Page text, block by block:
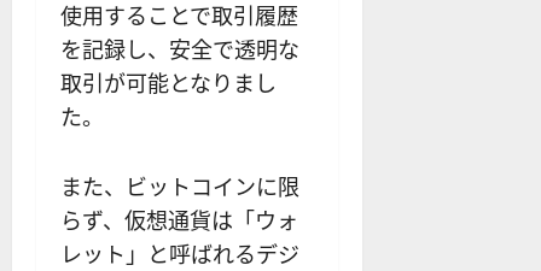
使用することで取引履歴
を記録し、安全で透明な
取引が可能となりまし
た。
また、ビットコインに限
らず、仮想通貨は「ウォ
レット」と呼ばれるデジ